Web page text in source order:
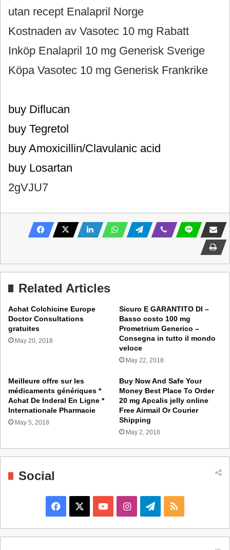
utan recept Enalapril Norge
Kostnaden av Vasotec 10 mg Rabatt
Inköp Enalapril 10 mg Generisk Sverige
Köpa Vasotec 10 mg Generisk Frankrike
buy Diflucan
buy Tegretol
buy Amoxicillin/Clavulanic acid
buy Losartan
2gVJU7
Related Articles
Achat Colchicine Europe
Doctor Consultations
gratuites
May 20, 2018
Sicuro E GARANTITO DI –
Basso costo 100 mg
Prometrium Generico –
Consegna in tutto il mondo
veloce
May 22, 2018
Meilleure offre sur les
médicaments génériques *
Achat De Inderal En Ligne *
Internationale Pharmacie
May 5, 2018
Buy Now And Safe Your
Money Best Place To Order
20 mg Apcalis jelly online
Free Airmail Or Courier
Shipping
May 2, 2018
Social
a
o
I
n
e
S